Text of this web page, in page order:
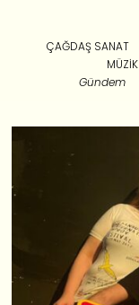
ÇAĞDAŞ SANAT
MÜZIK
Gündem